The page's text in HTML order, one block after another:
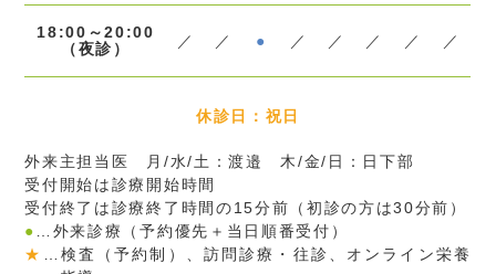
18:00～20:00
（夜診）
／ ／ ● ／ ／ ／ ／ ／
休診日：祝日
外来主担当医 月/水/土：渡邉 木/金/日：日下部
受付開始は診療開始時間
受付終了は診療終了時間の15分前（初診の方は30分前）
●
…外来診療（予約優先＋当日順番受付）
★
…検査（予約制）、訪問診療・往診、オンライン栄養